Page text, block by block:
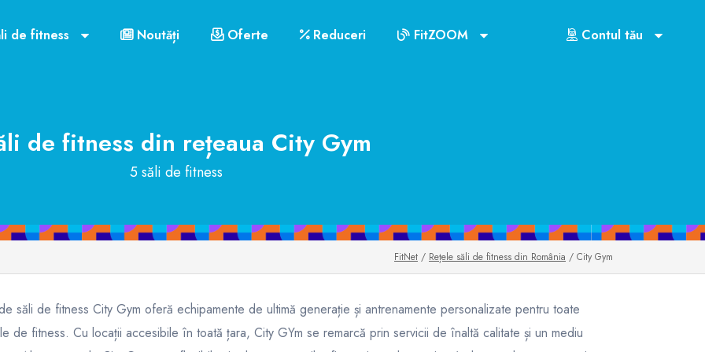
de fitness Noutăți Oferte Reduceri FitZOOM Contul tău
de fitness din rețeaua City Gym
5 săli de fitness
FitNet / Rețele săli de fitness din România / City Gym
săli de fitness City Gym oferă echipamente de ultimă generație și antrenamente personalizate pentru toate
de fitness. Cu locații accesibile în toată țara, City GYm se remarcă prin servicii de înaltă calitate și un mediu